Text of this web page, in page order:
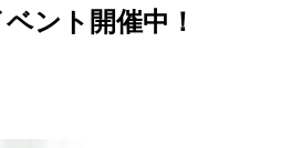
ント開催中！